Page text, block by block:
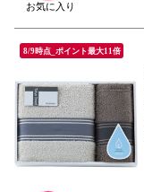
8/9時点_ポイント最大11倍